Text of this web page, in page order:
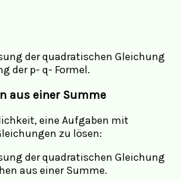
aus einer Summe
eine Aufgaben mit
zu lösen: